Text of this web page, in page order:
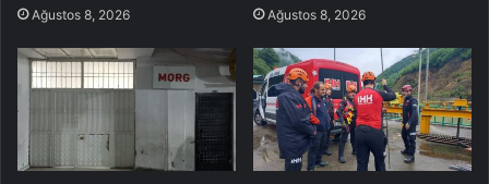
Ağustos 8, 2026 Ağustos 8, 2026